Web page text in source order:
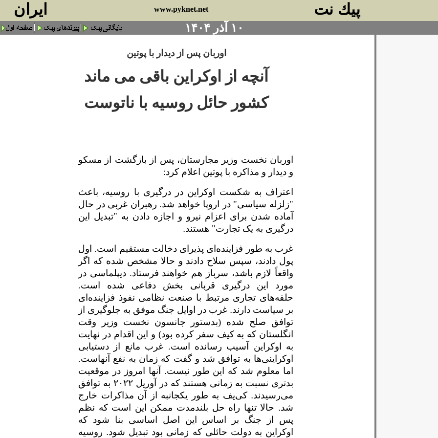
ايران www.pyknet.net پيك نت
۱۰ آذر ۱۴۰۴
اوربان پس از دیدار با پوتین
آنچه از اوکراین باقی می ماند
کشور حائل روسیه با ناتوست
اوربان نخست وزیر مجارستان، پس از بازگشت از مسکو
و دیدار و مذاکره با پوتین اعلام کرد:
اعتراف به شکست اوکراین در درگیری با روسیه، باعث
"زلزله سیاسی" در اروپا خواهد شد. رهبران غربی در حال
آماده شدن برای اعزام نیرو و اجازه دادن به "تبدیل این
درگیری به یک تجارت" هستند.
غرب به طور فزاینده‌ای پذیرای دخالت مستقیم است. اول
پول دادند، سپس سلاح دادند و حالا مشخص شده که اگر
واقعاً لازم باشد، سرباز هم خواهند فرستاد. دیپلماسی در
مورد این درگیری قربانی بخش دفاعی شده است.
حلقه‌های تجاری مرتبط با صنعت نظامی نفوذ فزاینده‌ای
بر سیاست دارند. غرب در اوایل جنگ موفق به جلوگیری از
توافق صلح شده (بدستور جانسون نخست وزیر وقت
انگلستان که به کیف سفر کرده بود) و این اقدام در نهایت
به اوکراین آسیب رسانده است. غرب مانع از دستیابی
اوکراینی‌ها به توافق شد و گفت که زمان به نفع آنهاست.
اما معلوم شد که این طور نیست.
آنها امروز در موقعیت
بدتری نسبت به زمانی هستند که در آوریل ۲۰۲۲ به توافق
می‌رسیدند. کی‌یف به طور یکجانبه از آن مذاکرات خارج
شد. حالاتنها راه حل بلندمدت ممکن این است که نظم
پس از جنگ بر اساس این اصل اساسی بنا شود که
اوکراین به دولت حائلی که زمانی بود تبدیل شود. روسیه